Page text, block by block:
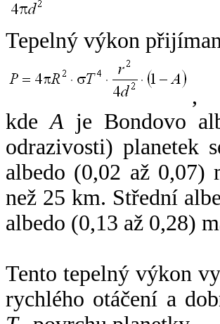
Tepelný výkon
,
kdeA je Bondovo
odrazivosti) planetek
albedo (0,02 až 0,07)
než 25 km. Střední
albedo (0,13 až 0,28)
Tento tepelný výkon
rychlého otáčení a